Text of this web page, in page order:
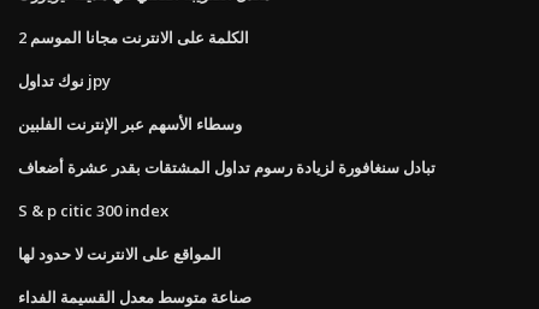
الكلمة على الانترنت مجانا الموسم 2
نوك تداول jpy
وسطاء الأسهم عبر الإنترنت الفلبين
تبادل سنغافورة لزيادة رسوم تداول المشتقات بقدر عشرة أضعاف
S & p citic 300 index
المواقع على الانترنت لا حدود لها
صناعة متوسط ​​معدل القسيمة الفداء